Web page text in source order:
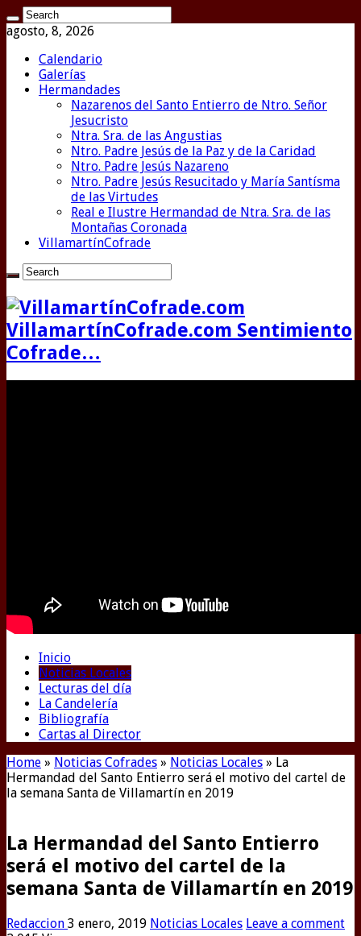
agosto, 8, 2026
Calendario
Galerías
Hermandades
Nazarenos del Santo Entierro de Ntro. Señor
Jesucristo
Ntra. Sra. de las Angustias
Ntro. Padre Jesús de la Paz y de la Caridad
Ntro. Padre Jesús Nazareno
Ntro. Padre Jesús Resucitado y María Santísma
de las Virtudes
Real e Ilustre Hermandad de Ntra. Sra. de las
Montañas Coronada
VillamartínCofrade
VillamartínCofrade.com Sentimiento
Cofrade…
Inicio
Noticias Locales
Lecturas del día
La Candelería
Bibliografía
Cartas al Director
Home » Noticias Cofrades » Noticias Locales » La
Hermandad del Santo Entierro será el motivo del cartel de
la semana Santa de Villamartín en 2019
La Hermandad del Santo Entierro
será el motivo del cartel de la
semana Santa de Villamartín en 2019
Redaccion 3 enero, 2019 Noticias Locales Leave a comment